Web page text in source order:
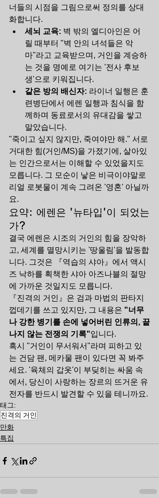
너들의 시점을 그림으로써 정의를 상대
화합니다.
세뇌 교육: 벽 밖의 엘디아인은 어
릴 때부터 "벽 안의 녀석들은 악
마"라고 교육받으며, 거인을 계승하
는 것을 명예로 여기는 '전사 후보
생'으로 키워집니다.
같은 방의 배신자: 라이너 일행은 훈
련병단에서 에렌 일행과 침식을 함
께하며 동료로서의 유대감을 쌓고
말았습니다.
"죽이고 싶지 않지만, 죽여야만 해." 서로
거대한 힘(거인/MS)을 가졌기에, 살아있
는 인간으로서는 이해할 수 있었을지도
모릅니다. 그 모순이 낳은 비극이야말로
리얼 로봇물이 계속 그려온 '영혼' 아닐까
요.
요약: 에렌은 '뉴타입'이 되었는
가?
결국 에렌은 시조의 거인의 힘을 장악하
고, 세계를 멸망시키는 '땅울림'을 발동합
니다. 그것은 『역습의 샤아』에서 액시
즈 낙하를 획책한 샤아 아즈나블의 절망
에 가까운 것일지도 모릅니다.
『진격의 거인』은 검과 마법의 판타지
껍데기를 쓰고 있지만, 그 내용은 "너무
나 강한 병기를 손에 넣어버린 인류의, 끝
나지 않는 전쟁의 기록"입니다.
혹시 "거인이 무서워서"라며 피하고 있
는 건담 팬, 메카물 팬이 있다면 꼭 봐주
세요. '육체의 갑옷'이 부딪히는 싸움 속
에서, 당신이 사랑하는 장르의 뜨거운 유
전자를 반드시 발견할 수 있을 테니까요.
태그:
진격의 거인
만화
특집